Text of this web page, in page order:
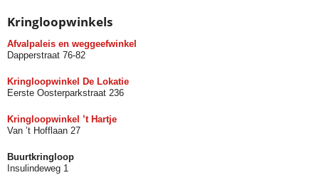
Kringloopwinkels
Afvalpaleis en weggeefwinkel
Dapperstraat 76-82
Kringloopwinkel De Lokatie
Eerste Oosterparkstraat 236
Kringloopwinkel ’t Hartje
Van ’t Hofflaan 27
Buurtkringloop
Insulindeweg 1